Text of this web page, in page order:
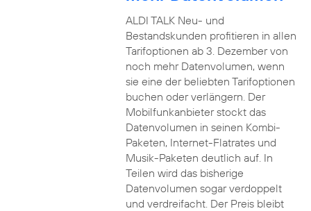
ALDI TALK Neu- und
Bestandskunden profitieren in allen
Tarifoptionen ab 3. Dezember von
noch mehr Datenvolumen, wenn
sie eine der beliebten Tarifoptionen
buchen oder verlängern. Der
Mobilfunkanbieter stockt das
Datenvolumen in seinen Kombi-
Paketen, Internet-Flatrates und
Musik-Paketen deutlich auf. In
Teilen wird das bisherige
Datenvolumen sogar verdoppelt
und verdreifacht. Der Preis bleibt